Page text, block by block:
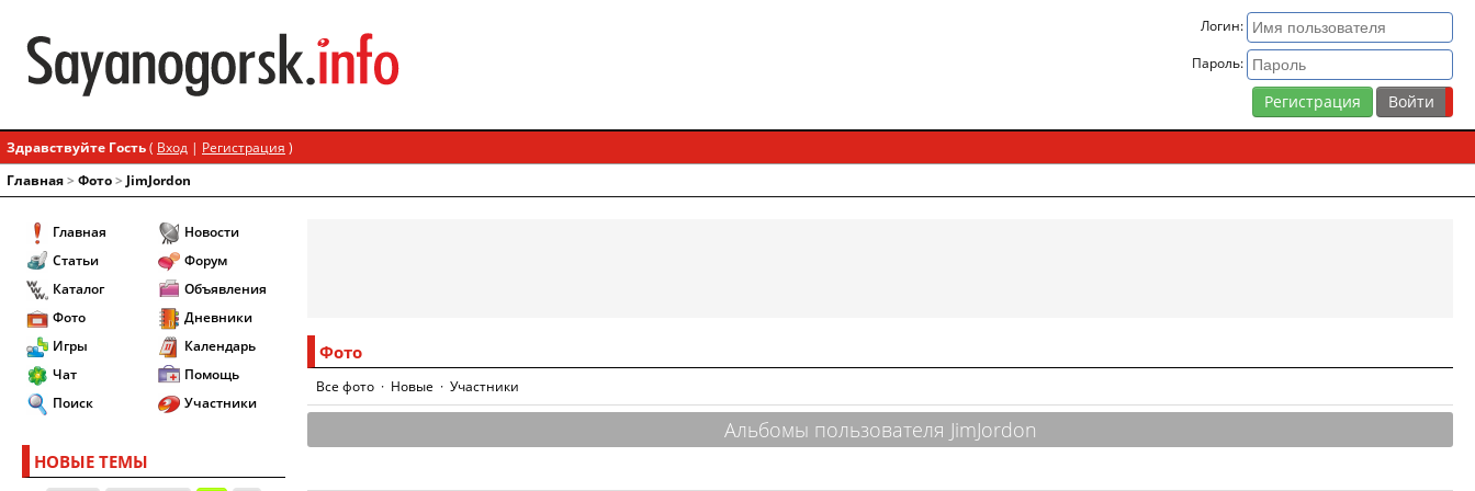
Логин:
Пароль:
Регистрация
Здравствуйте Гость( Вход | Регистрация )
Главная> Фото> JimJordon
Главная
Статьи
Каталог
Фото
Игры
Чат
Поиск
Новости
Форум
Объявления
Дневники
Календарь
Помощь
Участники
НОВЫЕ ТЕМЫ
Фото
Все фото · Новые · Участники
Альбомы пользователя JimJordon